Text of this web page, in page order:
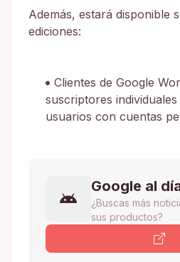
Además, estará disponible
ediciones:
Clientes de Google
suscriptores
usuarios con cuentas
Google al
¿Buscas más
sus productos?